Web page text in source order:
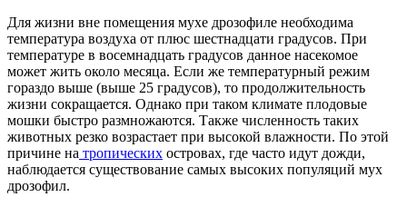
Для жизни вне помещения мухе дрозофиле необходима
температура воздуха от плюс шестнадцати градусов. При
температуре в восемнадцать градусов данное насекомое
может жить около месяца. Если же температурный режим
гораздо выше (выше 25 градусов), то продолжительность
жизни сокращается. Однако при таком климате плодовые
мошки быстро размножаются. Также численность таких
животных резко возрастает при высокой влажности. По этой
причине на тропических островах, где часто идут дожди,
наблюдается существование самых высоких популяций мух
дрозофил.